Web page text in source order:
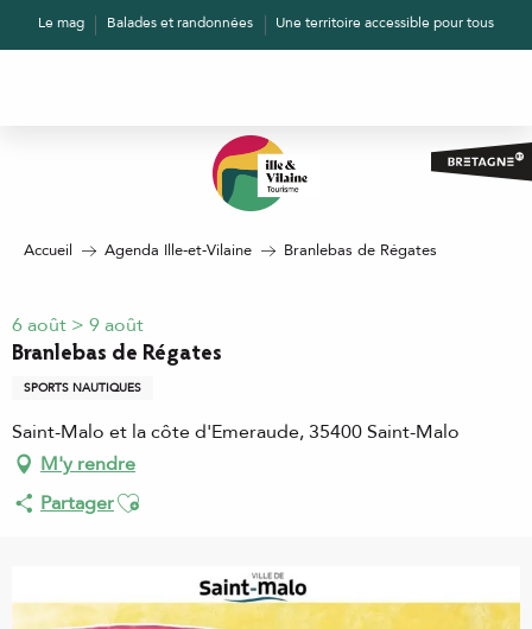
AllerLe mag Balades et randonnées Une territoire accessible pour tous
Accueil Agenda Ille-et-Vilaine Branlebas de Régates
6 août > 9 août
Branlebas de Régates
SPORTS NAUTIQUES
Saint-Malo et la côte d'Emeraude, 35400 Saint-Malo
M'y rendre
PartagerAjouter aux favoris